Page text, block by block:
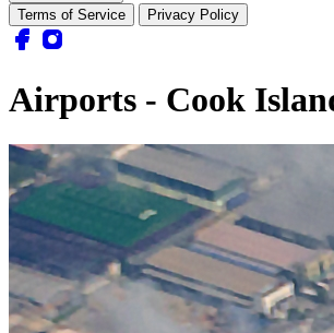
Terms of Service Privacy Policy
Airports - Cook